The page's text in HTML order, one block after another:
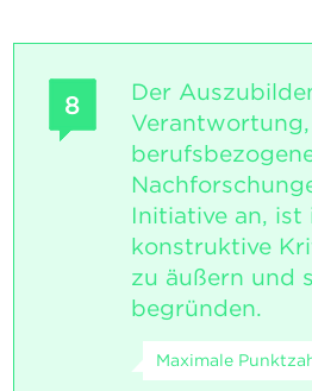
8
Der
Initiative an, ist
konstruktive
zu äußern und
begründen.
Maximale